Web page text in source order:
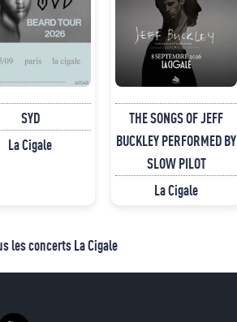
SYD
La Cigale
THE SONGS OF JEFF
BUCKLEY PERFORMED BY
SLOW PILOT
La Cigale
les concerts La Cigale